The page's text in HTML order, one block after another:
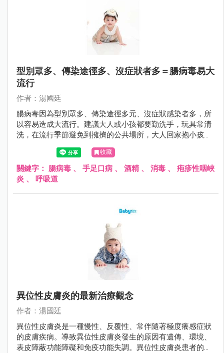
型別眾多、傳染途徑多、沒症狀者多＝腸病毒易大
流行
作者：湯國廷
腸病毒因為型別眾多、傳染途徑多元、沒症狀感染者多，所
以容易造成大流行。建議大人或小孩都要勤洗手，玩具常清
洗，在流行季節避免到擁擠的公共場所，大人回家抱小孩之
前要更衣和洗手，對於家中第二位感染腸病毒患者，因其所
接受的病毒量往往較高，嚴重度可能提高，更要小心有無重
症前兆。
收藏
關鍵字： 腸病毒 、 手足口病 、 酒精 、 消毒 、 疱疹性咽峽
炎 、 呼吸道
異位性皮膚炎的最新治療觀念
作者：湯國廷
異位性皮膚炎是一種慢性、反覆性、常伴隨著極度癢感症狀
的皮膚疾病。導致異位性皮膚炎發生的原因有遺傳、環境、
表皮障蔽功能障礙和免疫功能失調。異位性皮膚炎患者的皮